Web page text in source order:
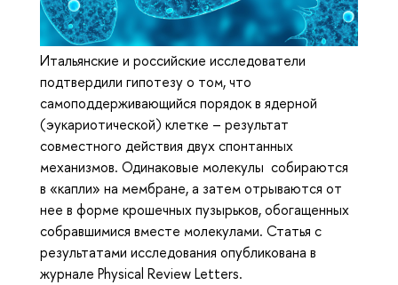
Итальянские и российские исследователи
подтвердили гипотезу о том, что
самоподдерживающийся порядок в ядерной
(эукариотической) клетке – результат
совместного действия двух спонтанных
механизмов. Одинаковые молекулы собираются
в «капли» на мембране, а затем отрываются от
нее в форме крошечных пузырьков, обогащенных
собравшимися вместе молекулами. Статья с
результатами исследования опубликована в
журнале Physical Review Letters.